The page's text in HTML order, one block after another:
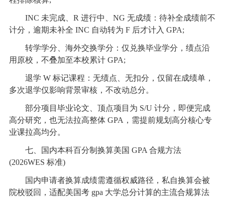
INC 未完成、R 进行中、NG 无成绩：待补全成绩前不
计分，逾期未补全 INC 自动转为 F 后才计入 GPA;
转学学分、海外交换学分：仅兑换毕业学分，绩点沿
用原校，不叠加至本校累计 GPA;
退学 W 标记课程：无绩点、无扣分，仅留在成绩单，
多次退学仅影响背景审核，不改动总分。
部分项目毕业论文、顶点项目为 S/U 计分，即便完成
高分研究，也无法拉高整体 GPA，需提前规划高分核心专
业课拉高均分。
七、国内本科百分制换算美国 GPA 合规方法
(2026WES 标准)
国内申请者换算成绩需遵循权威路径，私自换算会被
院校驳回，适配美国考 gpa 大学总分计算的主流合规算法